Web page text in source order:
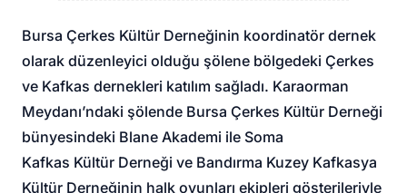
Bursa Çerkes Kültür Derneğinin koordinatör dernek
olarak düzenleyici olduğu şölene bölgedeki Çerkes
ve Kafkas dernekleri katılım sağladı. Karaorman
Meydanı’ndaki şölende Bursa Çerkes Kültür Derneği
bünyesindeki Blane Akademi ile Soma
Kafkas Kültür Derneği ve Bandırma Kuzey Kafkasya
Kültür Derneğinin halk oyunları ekipleri gösterileriyle